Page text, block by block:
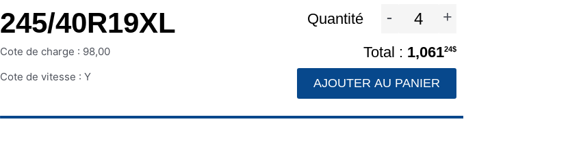
245/40R19XL
Cote de charge : 98,00
Cote de vitesse : Y
Quantité - +
1,06124$
AJOUTER AU PANIER